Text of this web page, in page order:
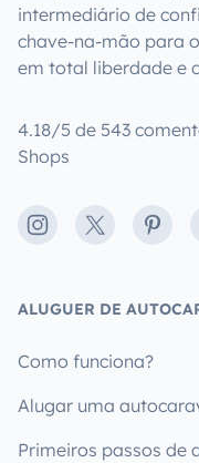
intermediário de
chave-na-mão para
em total liberdade e
4.18/5 de 543
Shops
Instagram
X
ALUGUER DE
Como funciona?
Alugar uma
Primeiros passos de